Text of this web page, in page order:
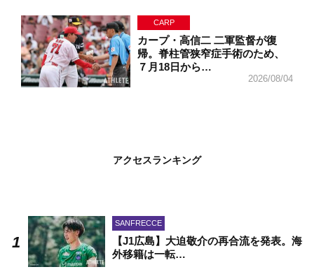
CARP
カープ・高信二 二軍監督が復
帰。脊柱管狭窄症手術のため、
７月18日から…
2026/08/04
アクセスランキング
SANFRECCE
【J1広島】大迫敬介の再合流を発表。海
外移籍は一転…